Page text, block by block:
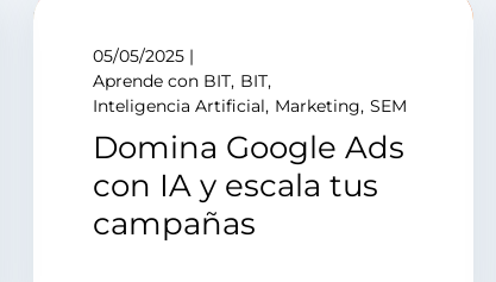
05/05/2025
Aprende con BIT BIT
Inteligencia Artificial Marketing SEM
Domina Google Ads
con IA y escala tus
campañas